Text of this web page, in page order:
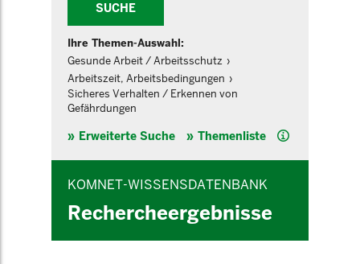
SUCHE
Ihre Themen-Auswahl:
Gesunde Arbeit / Arbeitsschutz
Arbeitszeit, Arbeitsbedingungen
Sicheres Verhalten / Erkennen von
Gefährdungen
Erweiterte Suche Themenliste Hilfe
KOMNET-WISSENSDATENBANK
Rechercheergebnisse